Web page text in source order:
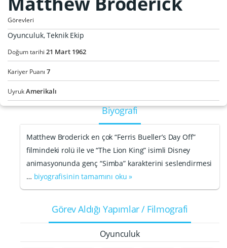
Görevleri
Oyunculuk, Teknik Ekip
Doğum tarihi 21 Mart 1962
Kariyer Puanı 7
UyrukAmerikalı
Biyografi
Matthew Broderick en çok “Ferris Bueller’s Day Off”
filmindeki rolü ile ve “The Lion King” isimli Disney
animasyonunda genç “Simba” karakterini seslendirmesi
… biyografisinin tamamını oku »
Görev Aldığı Yapımlar / Filmografi
Oyunculuk